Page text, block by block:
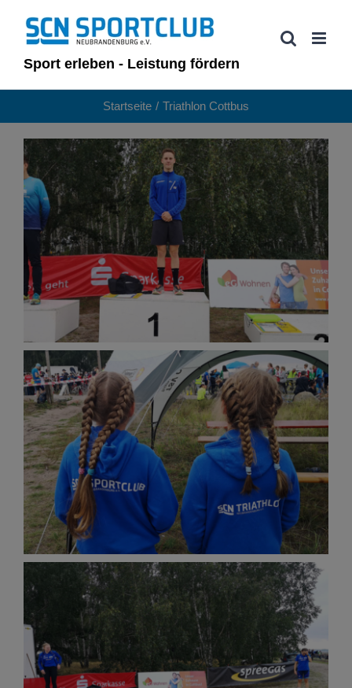
Inhalt
springenSport erleben - Leistung fördern
Startseite Triathlon Cottbus